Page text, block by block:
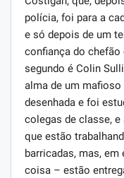
polícia, foi para a
e só depois de um
confiança do
segundo é Colin
alma de um
desenhada e foi
colegas de classe,
que estão
barricadas, mas,
coisa – estão